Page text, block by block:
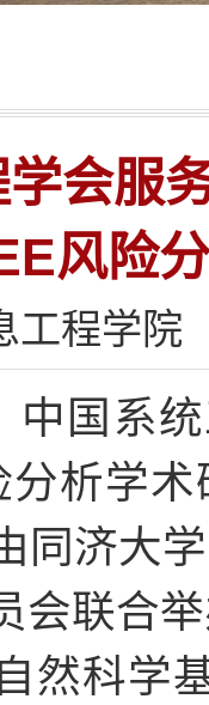
会服
风险
工程学院
中国系
析学
同济大
会联合
然科学